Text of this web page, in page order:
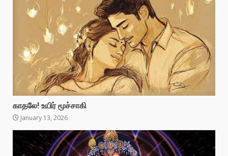
காதலே! உயிர் மூச்சாகி
January 13, 2026